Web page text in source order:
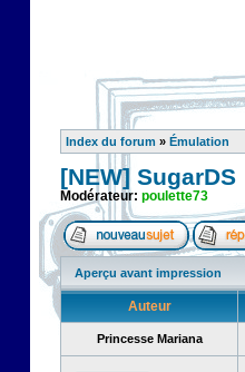
Index du forum » Émulation
[NEW] SugarDS
Modérateur: poulette73
Aperçu avant impression
Auteur
Princesse Mariana